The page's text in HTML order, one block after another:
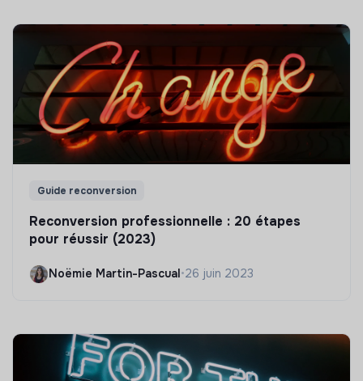
Guide reconversion
Reconversion professionnelle : 20 étapes
pour réussir (2023)
Noëmie Martin-Pascual •26 juin 2023